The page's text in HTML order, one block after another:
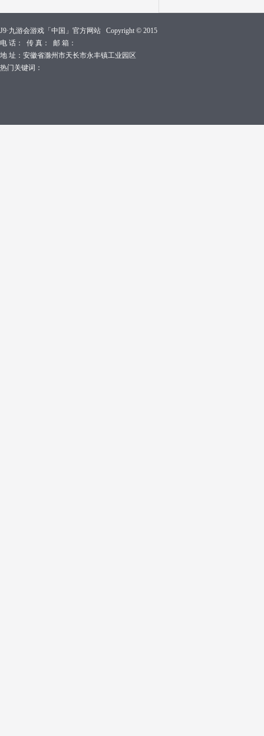
J9·九游会游戏「中国」官方网站 Copyright © 2015
电 话： 传 真： 邮 箱：
地 址：安徽省滁州市天长市永丰镇工业园区
热门关键词：